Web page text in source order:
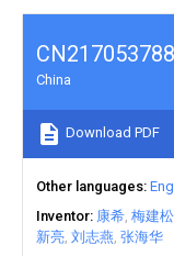
China
Download PDF
Other languages
Inventor 康希 梅建松
新亮 刘志燕 张海华